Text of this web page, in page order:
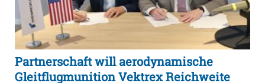
Partnerschaft will aerodynamische
Gleitflugmunition Vektrex Reichweite